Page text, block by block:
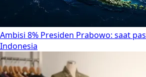
Ambisi 8% Presiden Prabowo: saat
Indonesia